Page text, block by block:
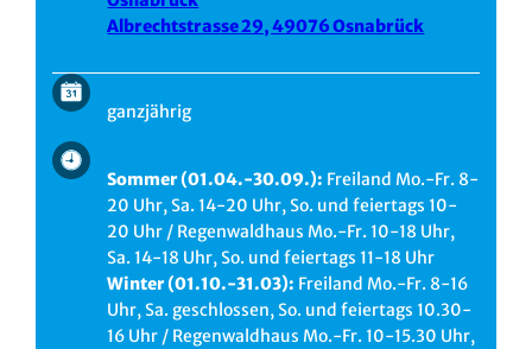
Albrechtstrasse 29, 49076 Osnabrück
ganzjährig
Sommer (01.04.-30.09.): Freiland Mo.-Fr. 8-
20 Uhr, Sa. 14-20 Uhr, So. und feiertags 10-
20 Uhr / Regenwaldhaus Mo.-Fr. 10-18 Uhr,
Sa. 14-18 Uhr, So. und feiertags 11-18 Uhr
Winter (01.10.-31.03): Freiland Mo.-Fr. 8-16
Uhr, Sa. geschlossen, So. und feiertags 10.30-
16 Uhr / Regenwaldhaus Mo.-Fr. 10-15.30 Uhr,